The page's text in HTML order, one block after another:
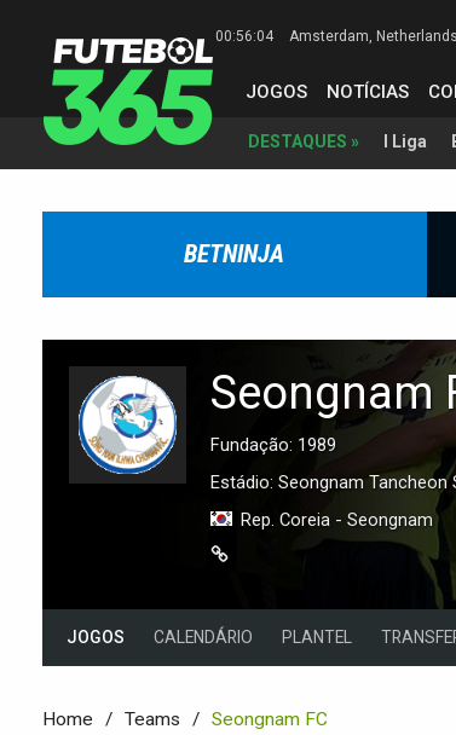
00:56:05 Amsterdam, Netherlands
JOGOS NOTÍCIAS
DESTAQUES » I Liga
BETNINJA
Seongnam
Fundação: 1989
Estádio: Seongnam Tancheon
Rep. Coreia - Seongnam
JOGOS CALENDÁRIO PLANTEL
Home Teams Seongnam FC